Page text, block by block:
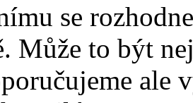
se
Může to být
ale